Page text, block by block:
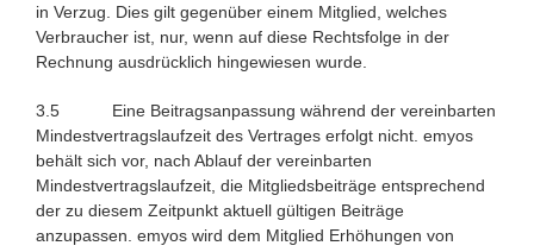
in Verzug. Dies gilt gegenüber einem Mitglied, welches
Verbraucher ist, nur, wenn auf diese Rechtsfolge in der
Rechnung ausdrücklich hingewiesen wurde.
3.5 Eine Beitragsanpassung während der vereinbarten
Mindestvertragslaufzeit des Vertrages erfolgt nicht. emyos
behält sich vor, nach Ablauf der vereinbarten
Mindestvertragslaufzeit, die Mitgliedsbeiträge entsprechend
der zu diesem Zeitpunkt aktuell gültigen Beiträge
anzupassen. emyos wird dem Mitglied Erhöhungen von